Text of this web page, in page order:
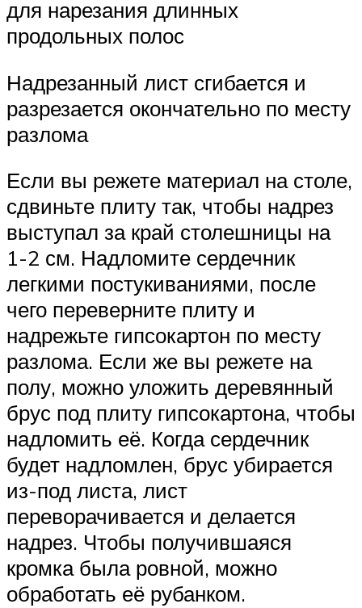
для нарезания длинных
продольных полос
Надрезанный лист сгибается и
разрезается окончательно по месту
разлома
Если вы режете материал на столе,
сдвиньте плиту так, чтобы надрез
выступал за край столешницы на
1-2 см. Надломите сердечник
легкими постукиваниями, после
чего переверните плиту и
надрежьте гипсокартон по месту
разлома. Если же вы режете на
полу, можно уложить деревянный
брус под плиту гипсокартона, чтобы
надломить её. Когда сердечник
будет надломлен, брус убирается
из-под листа, лист
переворачивается и делается
надрез. Чтобы получившаяся
кромка была ровной, можно
обработать её рубанком.